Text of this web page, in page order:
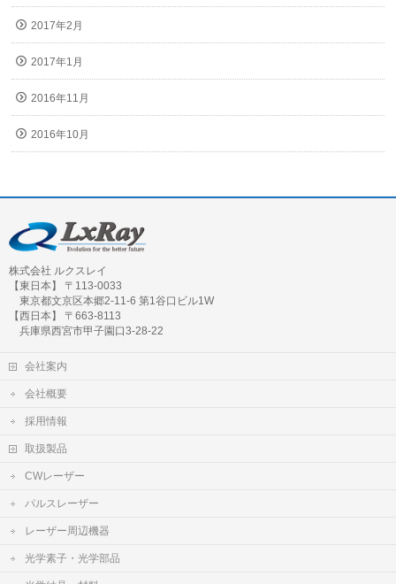
2017年2月
2017年1月
2016年11月
2016年10月
株式会社 ルクスレイ
【東日本】 〒113-0033
東京都文京区本郷2-11-6 第1谷口ビル1W
【西日本】 〒663-8113
兵庫県西宮市甲子園口3-28-22
会社案内
会社概要
採用情報
取扱製品
CWレーザー
パルスレーザー
レーザー周辺機器
光学素子・光学部品